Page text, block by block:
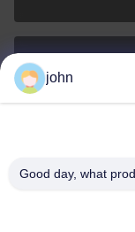
john
Good day, what